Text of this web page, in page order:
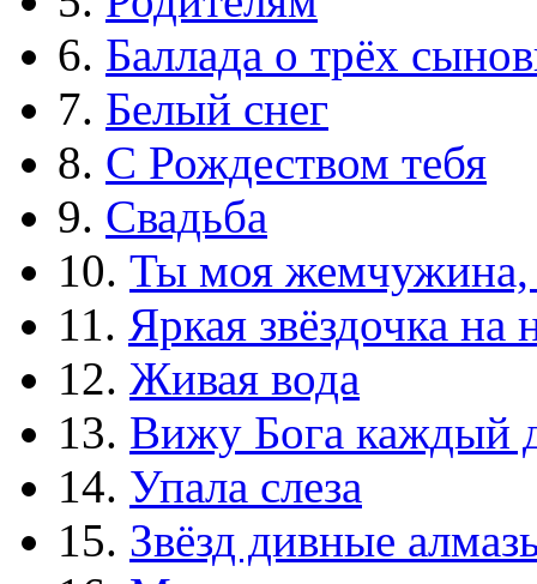
6. Баллада о трёх
7. Белый снег
8. С Рождеством тебя
9. Свадьба
10. Ты моя жемчужина,
11. Яркая звёздочка на
12. Живая вода
13. Вижу Бога каждый
14. Упала слеза
15. Звёзд дивные